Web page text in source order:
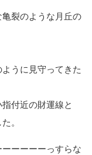
裂のような月丘の
うに見守ってきた
付近の財運線と
。
ーーーーっすらな